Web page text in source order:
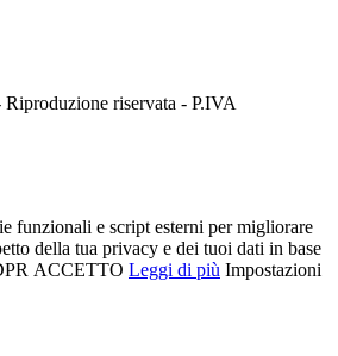
riservata - P.IVA
funzionali e script esterni per migliorare
della tua privacy e dei tuoi dati in base
ACCETTO Leggi di più Impostazioni